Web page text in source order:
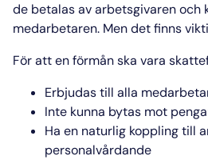
de betalas av arbetsgivaren och
medarbetaren. Men det finns
För att en förmån ska vara
Erbjudas till alla
Inte kunna bytas mot
Ha en naturlig koppling till
personalvårdande